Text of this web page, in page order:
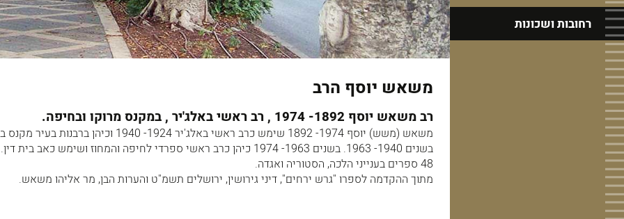
רחובות ושכונות
משאש יוסף הרב
רב משאש יוסף 1892- 1974 , רב ראשי באלג'יר , במקנס מרוקו ובחיפה.
משאש (משש) יוסף 1974- 1892 שימש כרב ראשי באלג'יר 1924- 1940 וכיהן
בשנים 1940- 1963. בשנים 1963- 1974 כיהן כרב ראשי ספרדי לחיפה והמחוז ושימש כאב בית
48 ספרים בענייני הלכה, הסטוריה ואגדה.
מתוך ההקדמה לספרו "גרש ירחים", דיני גירושין, ירושלים תשמ"ט והערות הבן, מר אליהו משאש.